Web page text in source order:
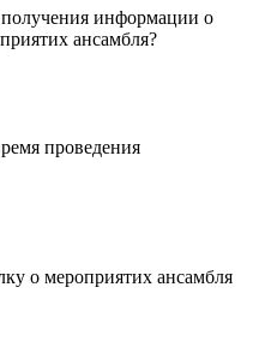
получения информации о
ансамбля?
проведения
о мероприятих ансамбля